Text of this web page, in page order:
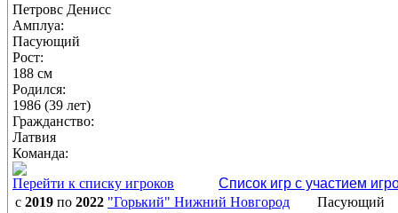
Петровс Денисс
Амплуа:
Пасующий
Рост:
188 см
Родился:
1986 (39 лет)
Гражданство:
Латвия
Команда:
Перейти к списку игроков
Список игр с участием
с 2019 по 2022 "Горький" Нижний Новгород
Пасующий